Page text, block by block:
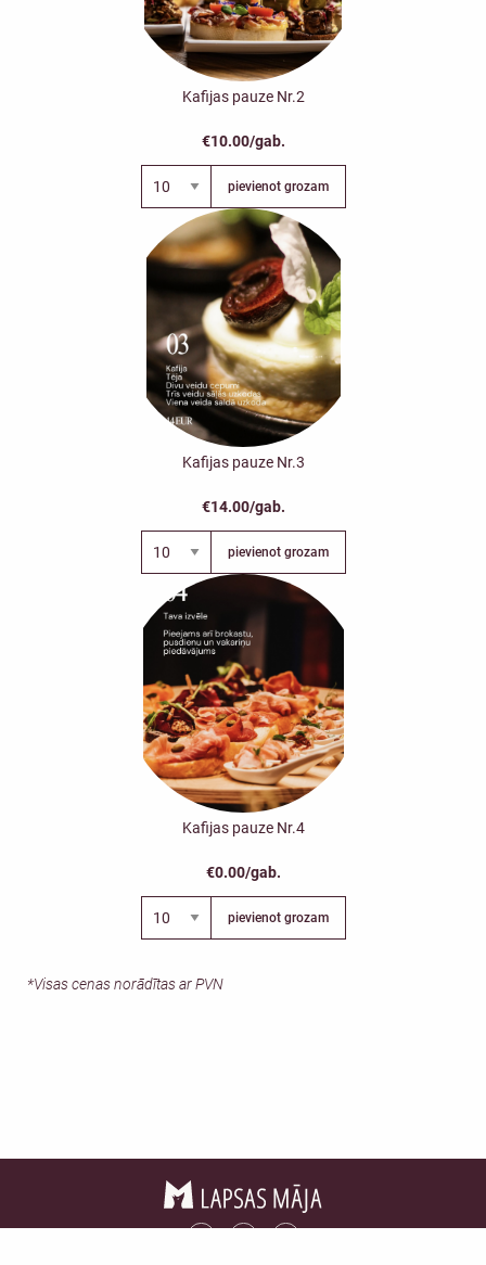
Kafijas pauze Nr.2
€10.00/gab.
pievienot grozam
Kafijas pauze Nr.3
€14.00/gab.
pievienot grozam
Kafijas pauze Nr.4
€0.00/gab.
pievienot grozam
*Visas cenas norādītas ar PVN